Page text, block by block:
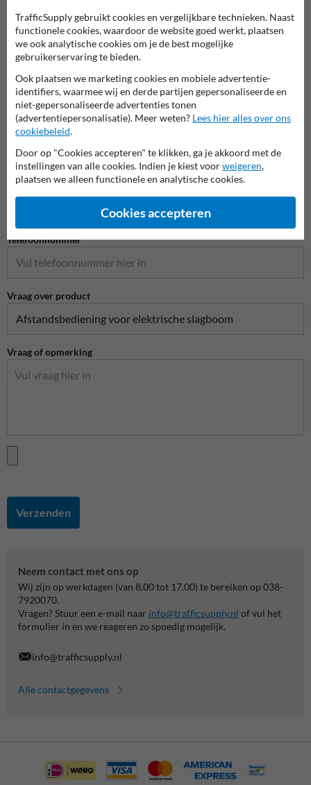
Stel je vraag aan Aanrijdbeveiliging.nl
Bedrijfsnaam
E-mailadres*
Telefoonnummer
Vraag over product
Vraag of opmerking
Verzenden
Neem contact met ons op
Wij zijn op werkdagen (van 8.00 tot 17.00) te bereiken op 038-
7920070.
Vragen? Stuur een e-mail naar info@trafficsupply.nl of vul het
formulier in en we reageren zo spoedig mogelijk.
info@trafficsupply.nl
Alle contactgegevens
TrafficSupply gebruikt cookies en vergelijkbare technieken. Naast
functionele cookies, waardoor de website goed werkt, plaatsen
we ook analytische cookies om je de best mogelijke
gebruikerservaring te bieden.
Ook plaatsen we marketing cookies en mobiele advertentie-
identifiers, waarmee wij en derde partijen gepersonaliseerde en
niet-gepersonaliseerde advertenties tonen
(advertentiepersonalisatie). Meer weten? Lees hier alles over ons
cookiebeleid.
Door op "Cookies accepteren" te klikken, ga je akkoord met de
instellingen van alle cookies. Indien je kiest voorweigeren,
plaatsen we alleen functionele en analytische cookies.
Cookies accepteren